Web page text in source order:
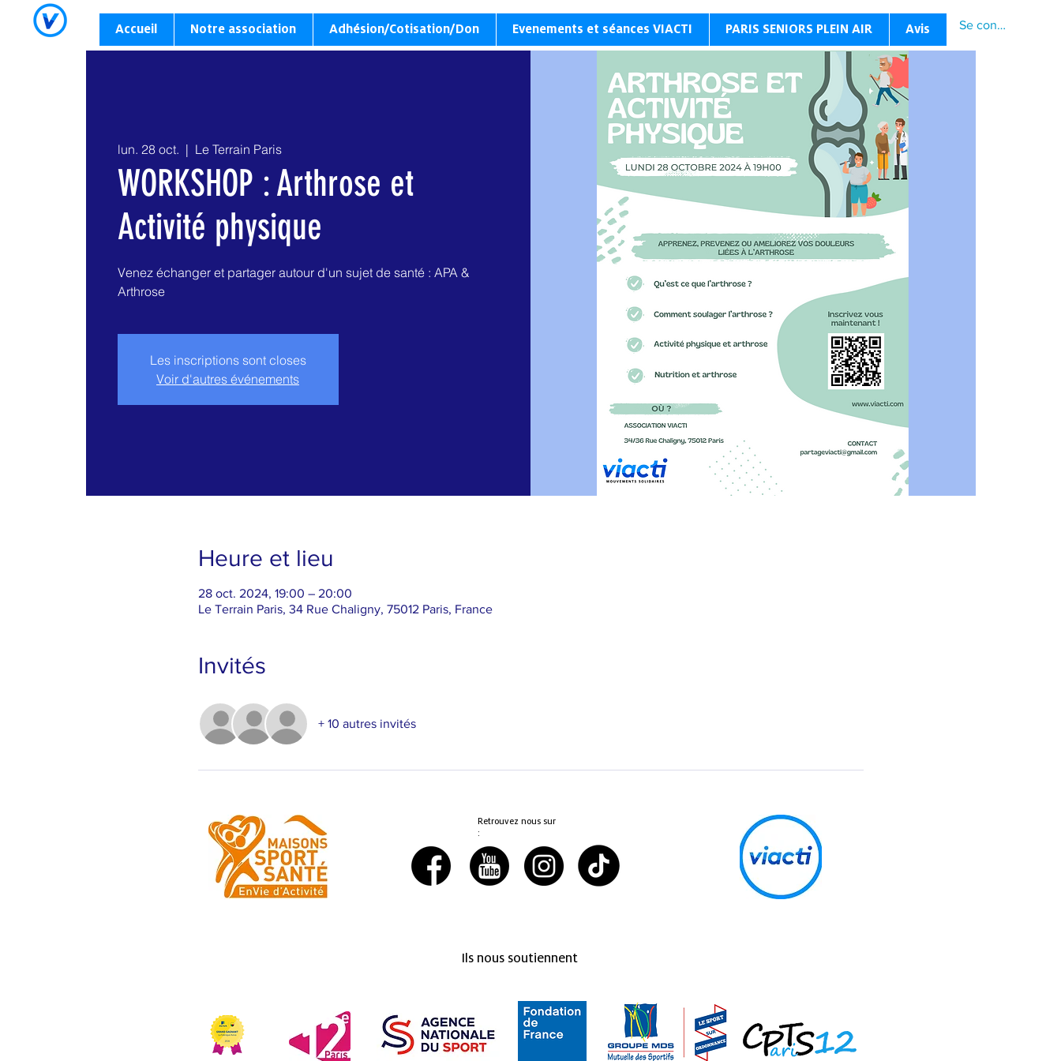
Accueil Notre association Adhésion/Cotisation/Don Evenements et séances VIACTI PARIS SENIORS PLEIN AIR Avis Se connecter
lun. 28 oct.
  |
Le Terrain Paris
WORKSHOP : Arthrose et
Activité physique
Venez échanger et partager autour d'un sujet de santé : APA &
Arthrose
Les inscriptions sont closes
Voir d'autres événements
Heure et lieu
28 oct. 2024, 19:00 – 20:00
Le Terrain Paris, 34 Rue Chaligny, 75012 Paris, France
Invités
+ 10 autres invités
Retrouvez nous sur
:
Ils nous soutiennent